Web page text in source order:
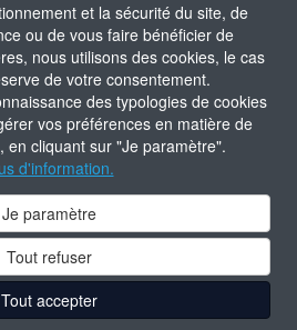
et la sécurité du site, de
ou de vous faire bénéficier de
nous utilisons des cookies, le cas
de votre consentement.
des typologies de cookies
vos préférences en matière de
en cliquant sur "Je paramètre".
d'information.
Je paramètre
Tout refuser
Tout accepter